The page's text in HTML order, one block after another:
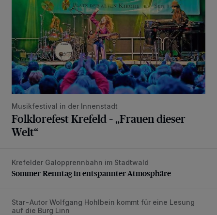
Musikfestival in der Innenstadt
Folklorefest Krefeld – „Frauen dieser
Welt“
Sommer-Renntag in entspannter Atmosphäre
Krefelder Galopprennbahn im Stadtwald
Sommer-Renntag in entspannter Atmosphäre
Krähen-Fee-Fantasy-Convention am 1. und 2. August in
Star-Autor Wolfgang Hohlbein kommt für eine Lesung
auf die Burg Linn